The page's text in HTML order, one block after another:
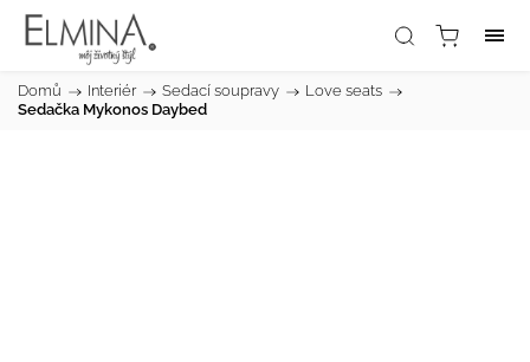
Domů / Interiér / Sedací soupravy / Love seats /
Sedačka Mykonos Daybed